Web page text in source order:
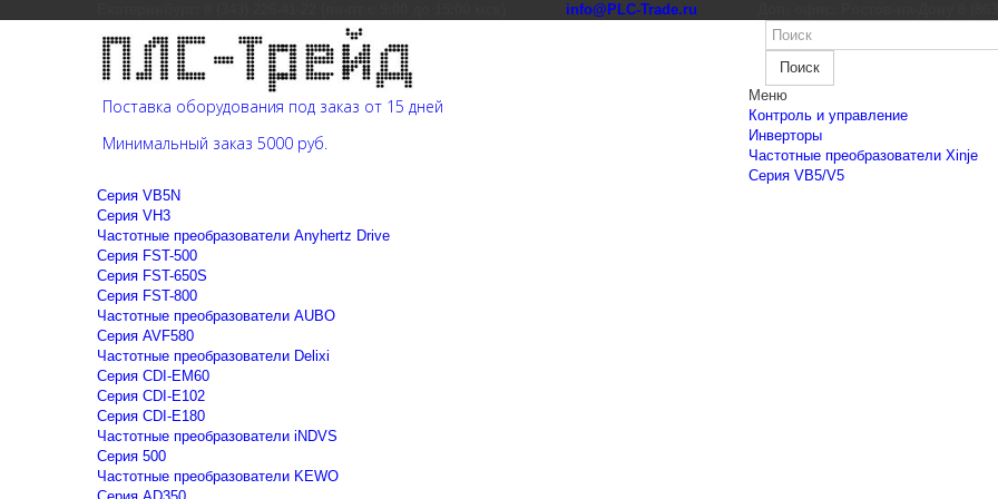
info@PLC-Trade.ru
Поставка оборудования под заказ от 15 дней
Минимальный заказ 5000 руб.
Поиск
Меню
Контроль и управление
Инверторы
Частотные преобразователи Xinje
Cерия VB5/V5
Cерия VB5N
Cерия VH3
Частотные преобразователи Anyhertz Drive
Серия FST-500
Серия FST-650S
Серия FST-800
Частотные преобразователи AUBO
Серия AVF580
Частотные преобразователи Delixi
Серия CDI-EM60
Серия CDI-E102
Серия CDI-E180
Частотные преобразователи iNDVS
Серия 500
Частотные преобразователи KEWO